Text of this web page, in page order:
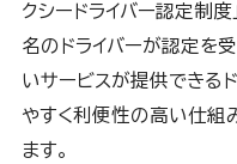
クシードライバー認定制
名のドライバーが認定を
いサービスが提供できる
やすく利便性の高い仕組
ます。